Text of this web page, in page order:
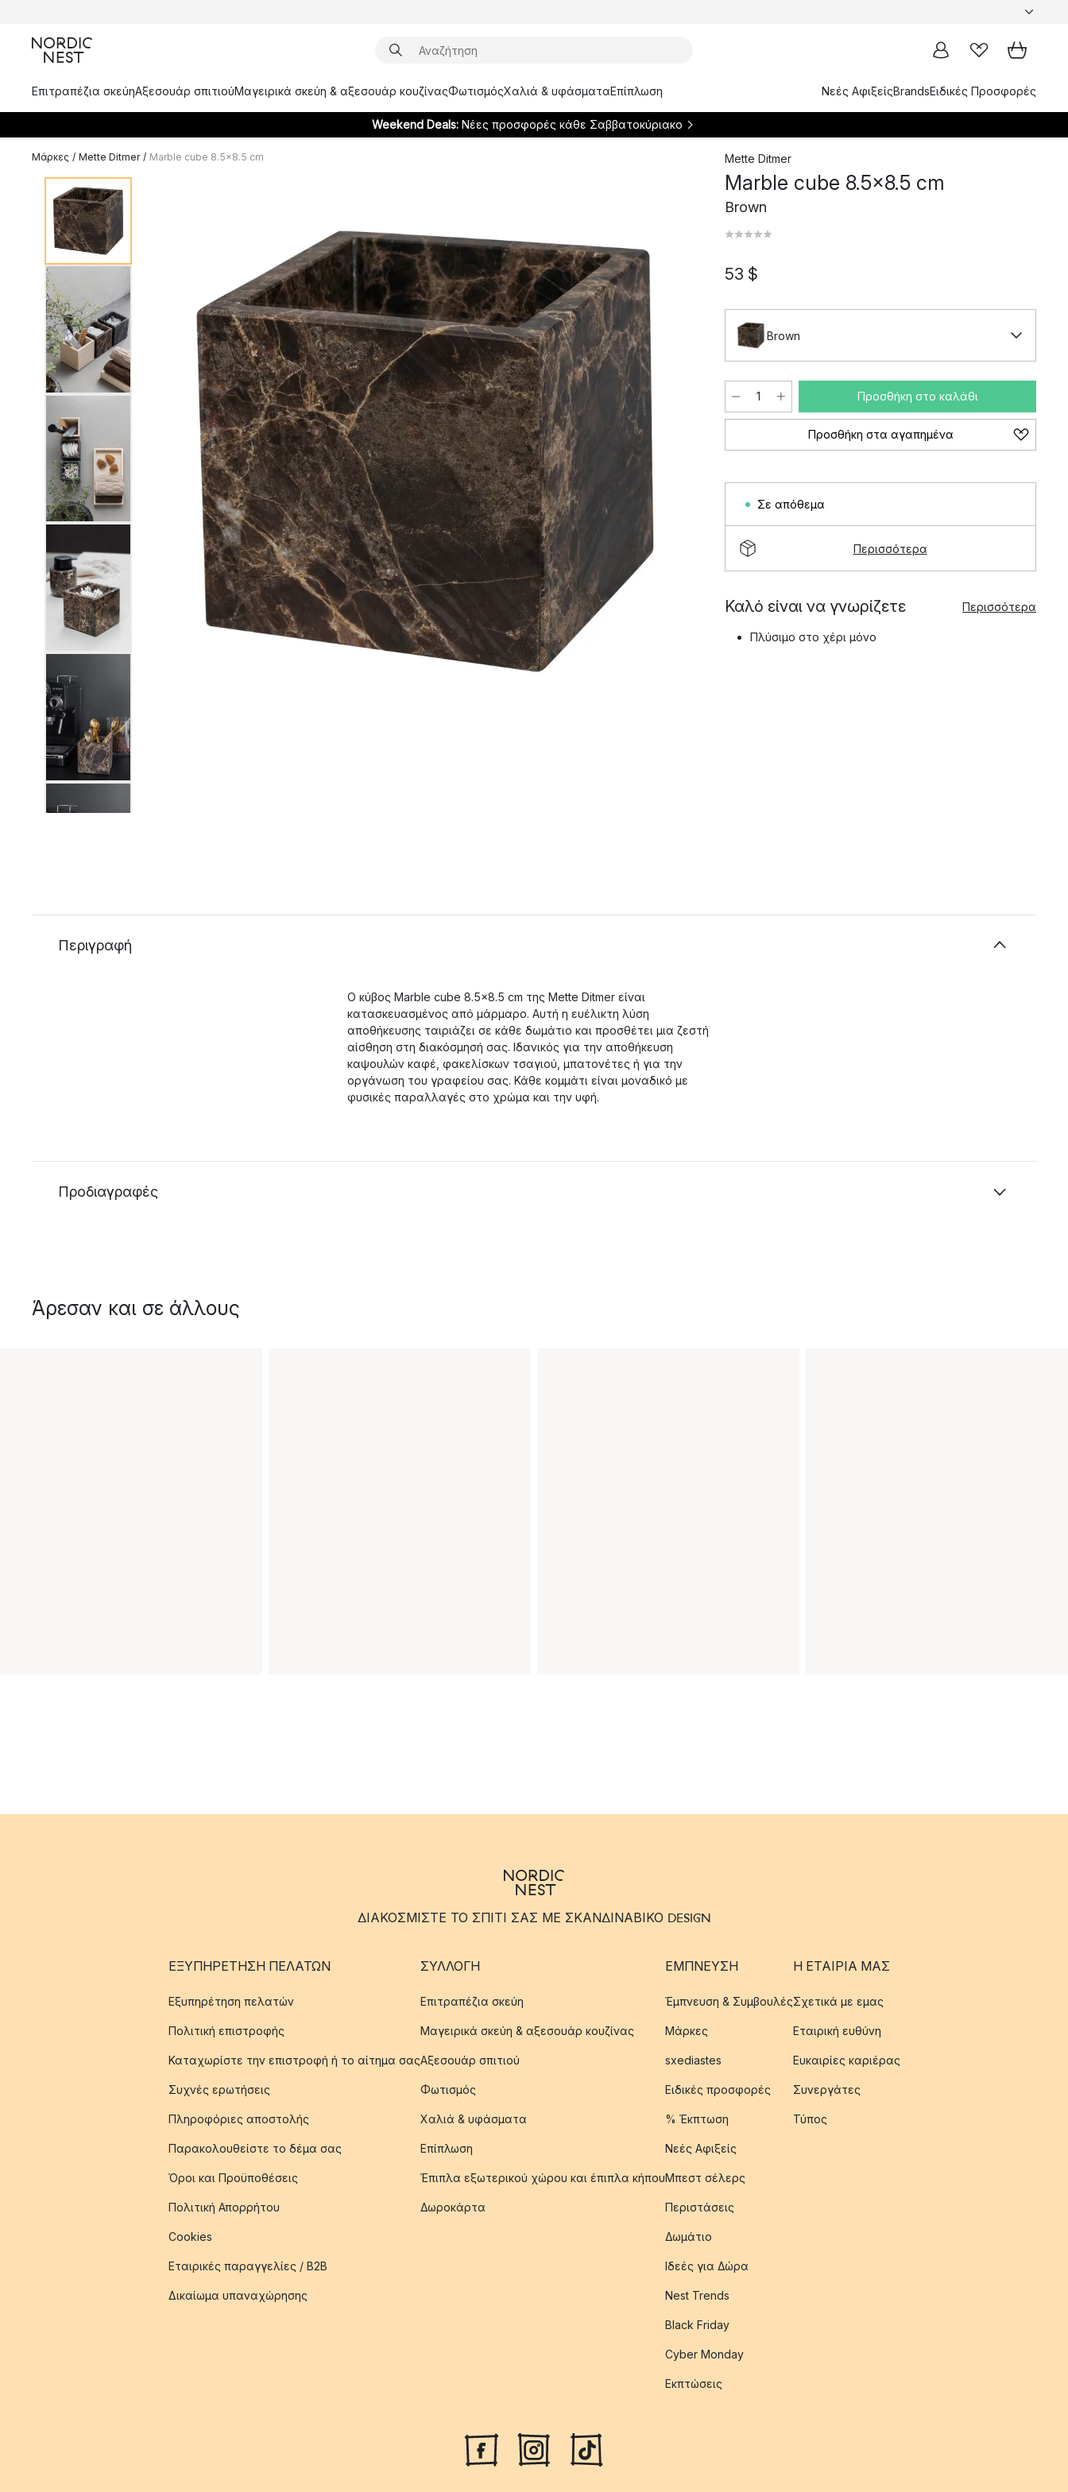
Επιτραπέζια σκεύηΑξεσουάρ σπιτιούΜαγειρικά σκεύη & αξεσουάρ κουζίναςΦωτισμόςΧαλιά & υφάσματαΕπίπλωση Νεές ΑφιξείςBrandsΕιδικές Προσφορές
Weekend Deals: Νέες προσφορές κάθε Σαββατοκύριακο
Μάρκες / Mette Ditmer / Marble cube 8.5x8.5 cm Mette Ditmer
Marble cube 8.5x8.5 cm
Brown
53 $
Brown
Προσθήκη στο καλάθι
Προσθήκη στα αγαπημένα
Σε απόθεμα
Περισσότερα
Καλό είναι να γνωρίζετε Περισσότερα
Πλύσιμο στο χέρι μόνο
Περιγραφή
Ο κύβος Marble cube 8.5x8.5 cm της Mette Ditmer είναι
κατασκευασμένος από μάρμαρο. Αυτή η ευέλικτη λύση
αποθήκευσης ταιριάζει σε κάθε δωμάτιο και προσθέτει μια ζεστή
αίσθηση στη διακόσμησή σας. Ιδανικός για την αποθήκευση
καψουλών καφέ, φακελίσκων τσαγιού, μπατονέτες ή για την
οργάνωση του γραφείου σας. Κάθε κομμάτι είναι μοναδικό με
φυσικές παραλλαγές στο χρώμα και την υφή.
Προδιαγραφές
Άρεσαν και σε άλλους
ΔΙΑΚΟΣΜΙΣΤΕ ΤΟ ΣΠΙΤΙ ΣΑΣ ΜΕ ΣΚΑΝΔΙΝΑΒΙΚΟ DESIGN
ΕΞΥΠΗΡΈΤΗΣΗ ΠΕΛΑΤΏΝ
Εξυπηρέτηση πελατών
Πολιτική επιστροφής
Καταχωρίστε την επιστροφή ή το αίτημα σας
Συχνές ερωτήσεις
Πληροφόριες αποστολής
Παρακολουθείστε το δέμα σας
Όροι και Προϋποθέσεις
Πολιτική Απορρήτου
Cookies
Εταιρικές παραγγελίες / B2B
Δικαίωμα υπαναχώρησης
ΣΥΛΛΟΓΉ
Επιτραπέζια σκεύη
Μαγειρικά σκεύη & αξεσουάρ κουζίνας
Αξεσουάρ σπιτιού
Φωτισμός
Χαλιά & υφάσματα
Επίπλωση
Έπιπλα εξωτερικού χώρου και έπιπλα κήπου
Δωροκάρτα
ΈΜΠΝΕΥΣΗ
Έμπνευση & Συμβουλές
Μάρκες
sxediastes
Ειδικές προσφορές
% Έκπτωση
Νεές Αφιξείς
Μπεστ σέλερς
Περιστάσεις
Δωμάτιο
Ιδεές για Δώρα
Nest Trends
Black Friday
Cyber Monday
Εκπτώσεις
Η ΕΤΑΊΡΙΑ ΜΑΣ
Σχετικά με εμας
Εταιρική ευθύνη
Ευκαιρίες καριέρας
Συνεργάτες
Τύπος